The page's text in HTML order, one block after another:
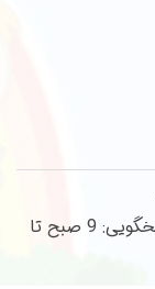
شماره تماس: 01333570388 - ساعت پاسخگویی: 9 صبح تا